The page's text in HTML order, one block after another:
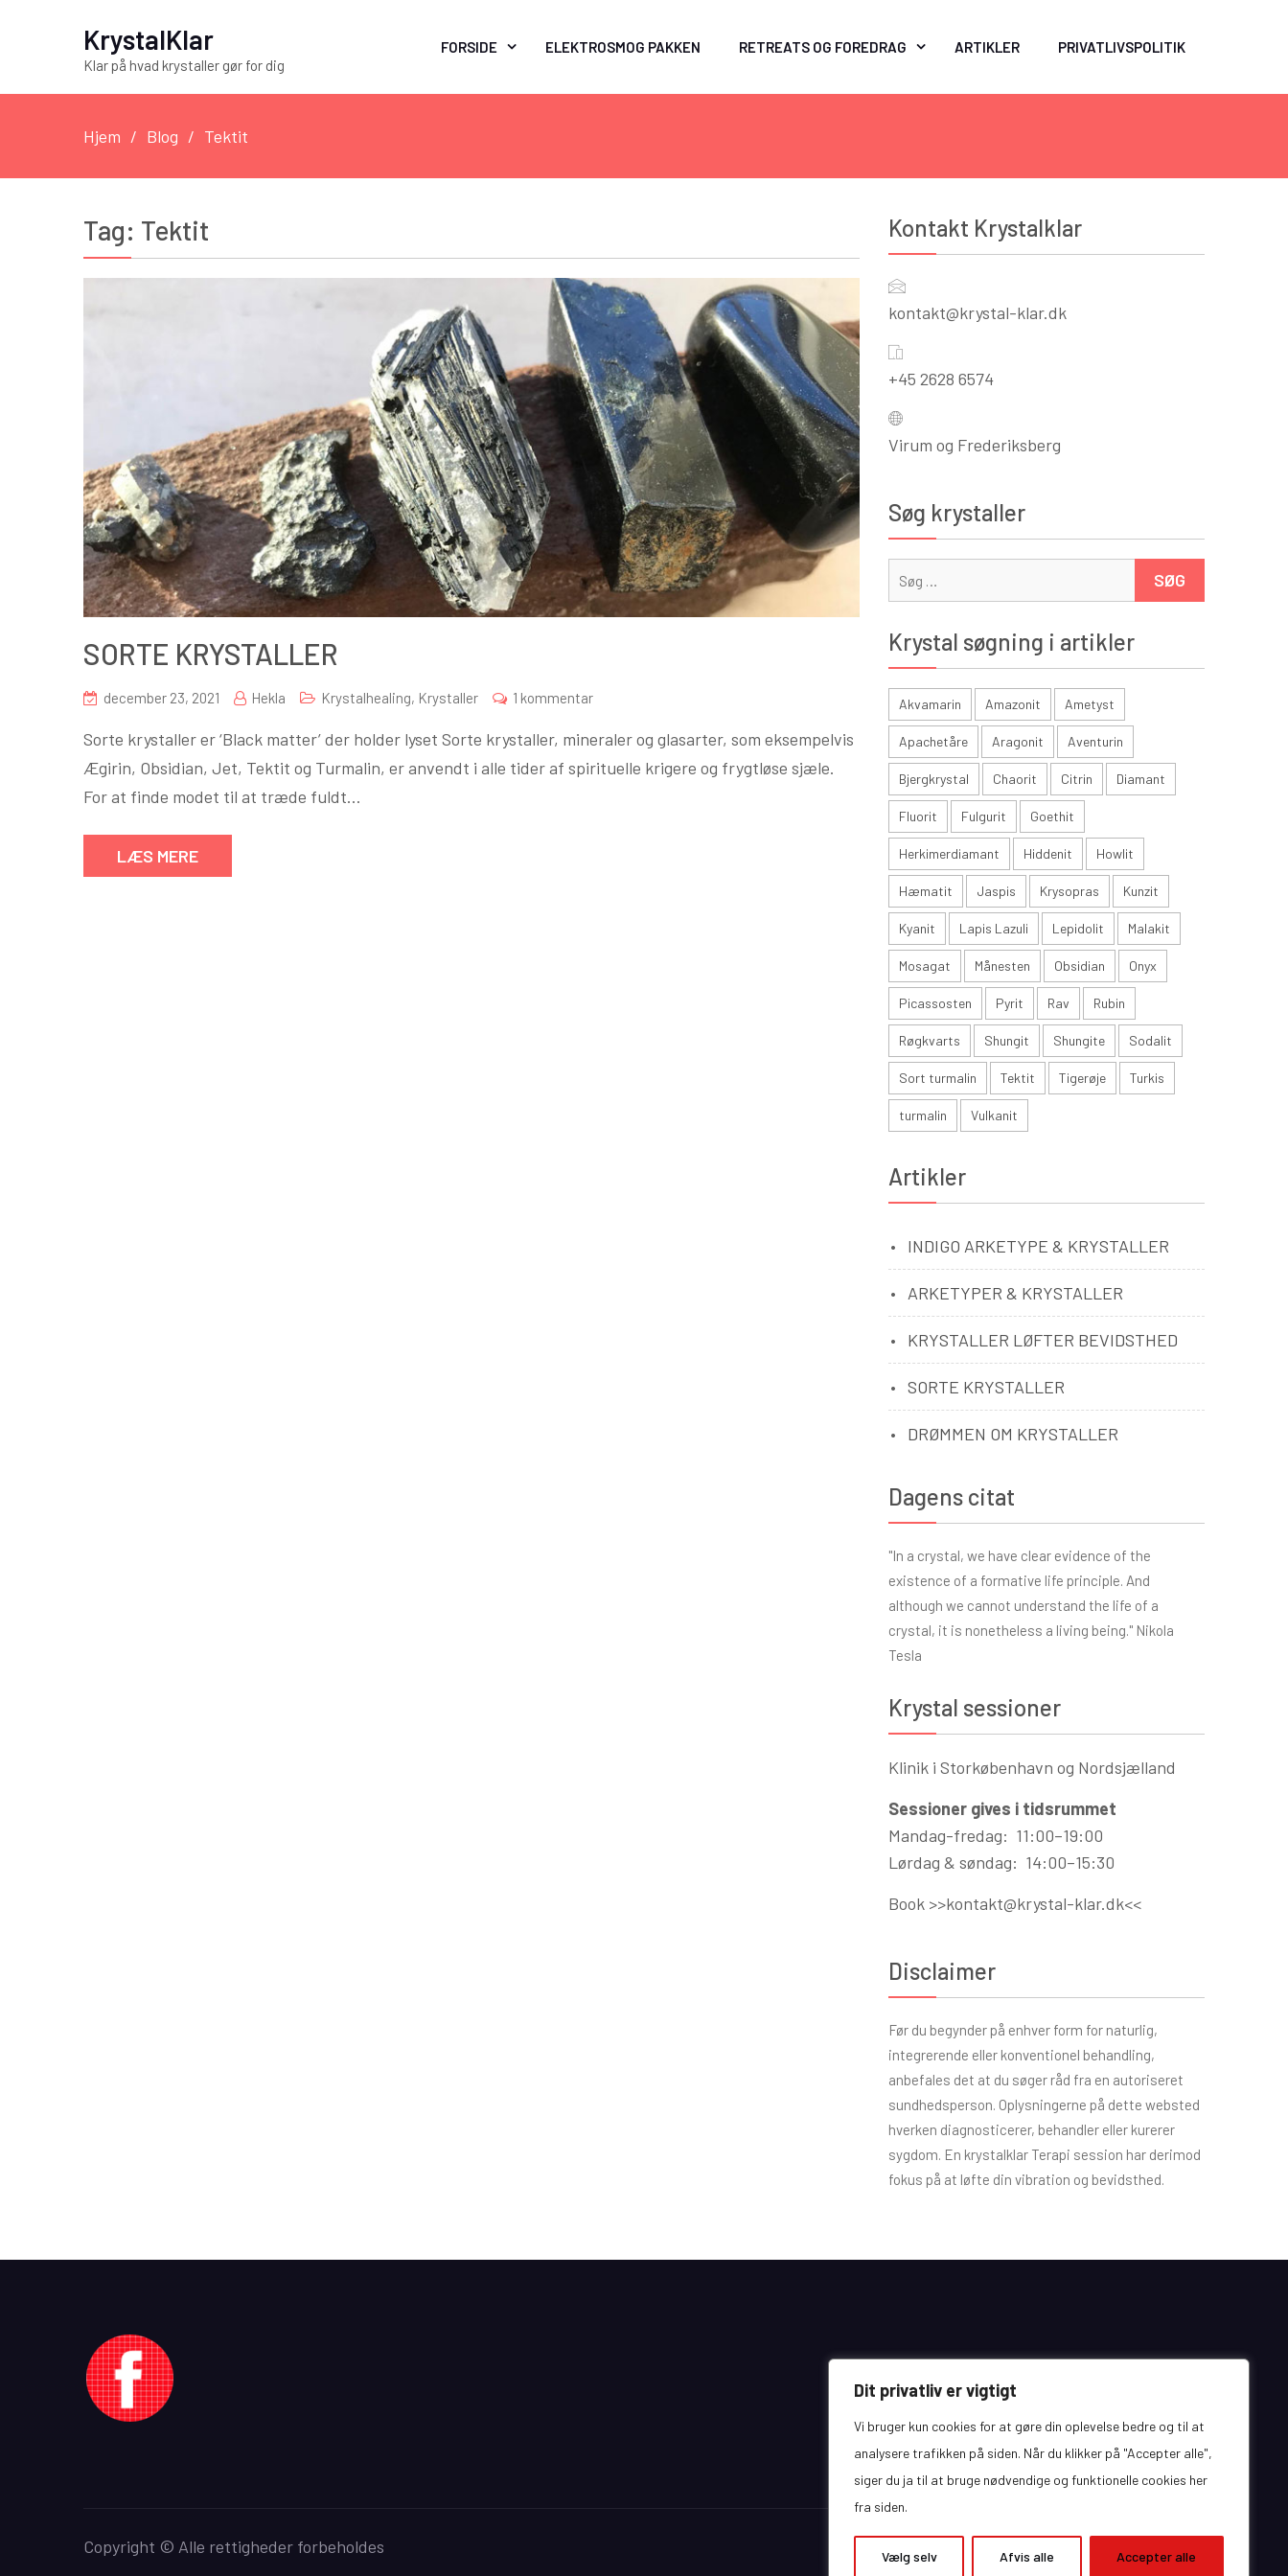
Dit privatliv er vigtigt
Vi bruger kun cookies for at gøre din oplevelse bedre og til at
analysere trafikken på siden. Når du klikker på "Accepter alle",
siger du ja til at bruge nødvendige og funktionelle cookies her
fra siden.
Vælg selv Afvis alle Accepter alle
KrystalKlar
Klar på hvad krystaller gør for dig
FORSIDE ELEKTROSMOG PAKKEN RETREATS OG FOREDRAG ARTIKLER PRIVATLIVSPOLITIK
Hjem Blog Tektit
Tag: Tektit
SORTE KRYSTALLER
december 23, 2021 Hekla Krystalhealing, Krystaller 1 kommentartil
KRYSTALLER
Sorte krystaller er ‘Black matter’ der holder lyset Sorte krystaller, mineraler og glasarter, som eksempelvis
Ægirin, Obsidian, Jet, Tektit og Turmalin, er anvendt i alle tider af spirituelle krigere og frygtløse sjæle.
For at finde modet til at træde fuldt…
LÆS MERE
Kontakt Krystalklar
kontakt@krystal-klar.dk
+45 2628 6574
Virum og Frederiksberg
Søg krystaller
Krystal søgning i artikler
Akvamarin Amazonit Ametyst
Apachetåre Aragonit Aventurin
Bjergkrystal Chaorit Citrin Diamant
Fluorit Fulgurit Goethit
Herkimerdiamant Hiddenit Howlit
Hæmatit Jaspis Krysopras Kunzit
Kyanit Lapis Lazuli Lepidolit Malakit
Mosagat Månesten Obsidian Onyx
Picassosten Pyrit Rav Rubin
Røgkvarts Shungit Shungite Sodalit
Sort turmalin Tektit Tigerøje Turkis
turmalin Vulkanit
Artikler
INDIGO ARKETYPE & KRYSTALLER
ARKETYPER & KRYSTALLER
KRYSTALLER LØFTER BEVIDSTHED
SORTE KRYSTALLER
DRØMMEN OM KRYSTALLER
Dagens citat
"In a crystal, we have clear evidence of the
existence of a formative life principle. And
although we cannot understand the life of a
crystal, it is nonetheless a living being." Nikola
Tesla
Krystal sessioner
Klinik i Storkøbenhavn og Nordsjælland
Sessioner gives i tidsrummet
Mandag-fredag: 11:00–19:00
Lørdag & søndag: 14:00–15:30
Book >>kontakt@krystal-klar.dk<<
Disclaimer
Før du begynder på enhver form for naturlig,
integrerende eller konventionel behandling,
anbefales det at du søger råd fra en autoriseret
sundhedsperson. Oplysningerne på dette websted
hverken diagnosticerer, behandler eller kurerer
sygdom. En krystalklar Terapi session har derimod
fokus på at løfte din vibration og bevidsthed.
Copyright © Alle rettigheder forbeholdes